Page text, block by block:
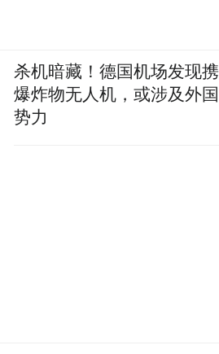
杀机暗藏！德国机场发现携
爆炸物无人机，或涉及外国
势力